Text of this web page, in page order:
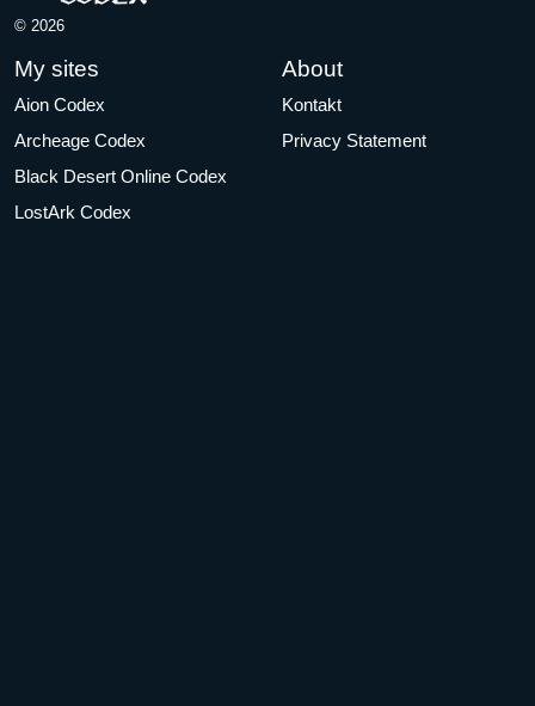
© 2026
My sites
Aion Codex
Archeage Codex
Black Desert Online Codex
LostArk Codex
About
Kontakt
Privacy Statement